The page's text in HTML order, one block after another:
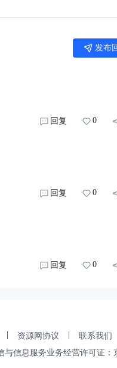
发布
回复 0
回复 0
回复 0
资源网协议
联系我们
与信息服务业务经营许可证：